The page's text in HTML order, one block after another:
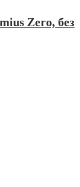
Zero, без